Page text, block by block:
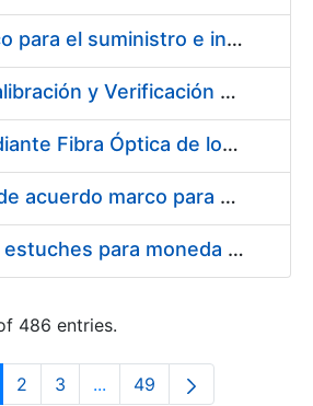
Acuerdo marco para el suministro e instalación de persianas, estores y otros complementos
Servicio de Calibración y Verificación Externa de los Equipos de Medición del Servicio de Prevención de la FNMT-RCM
Conexión mediante Fibra Óptica de los Centros de Proceso de Datos (CPDs) de las sedes de la FNMT-RCM de Burgos y Madrid
Contratación de acuerdo marco para el Suministro de Material de Electricidad para la Fábrica Nacional de Moneda y Timbre-Real Casa de la Moneda en su centro de trabajo de Burgos
Suministro de estuches para moneda de 30 €
486 entries.
Page
2 Page
3 ...Intermediate Pages Use
Page
49